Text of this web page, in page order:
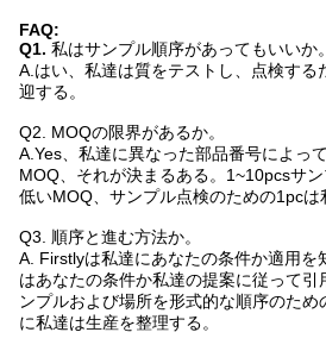
FAQ:
Q1. 私はサンプル順序があってもいいか。
A.はい、私達は質をテストし、点検する
迎する。
Q2. MOQの限界があるか。
A.Yes、私達に異なった部品番号によっ
MOQ、それが決まるある。1~10pcsサン
低いMOQ、サンプル点検のための1pcは
Q3. 順序と進む方法か。
A. Firstlyは私達にあなたの条件か適用を
はあなたの条件か私達の提案に従って
ンプルおよび場所を形式的な順序のた
に私達は生産を整理する。